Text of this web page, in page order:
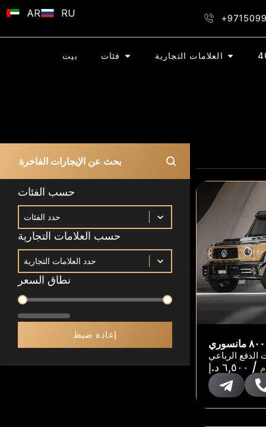
AR RU
بيت فئات العلامات التجارية
حسب الفئات
حسب الفئات
حسب الفئات
حسب العلامات التجارية
حسب العلامات التجارية
حسب العلامات التجارية
نطاق السعر
نطاق السعر
إعادة ضبط
الدفع الرباعي
٦,٥٠٠ د.إ /